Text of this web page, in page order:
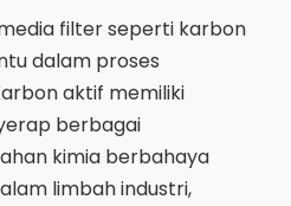
filter seperti karbon
dalam proses
aktif memiliki
berbagai
kimia berbahaya
limbah industri,